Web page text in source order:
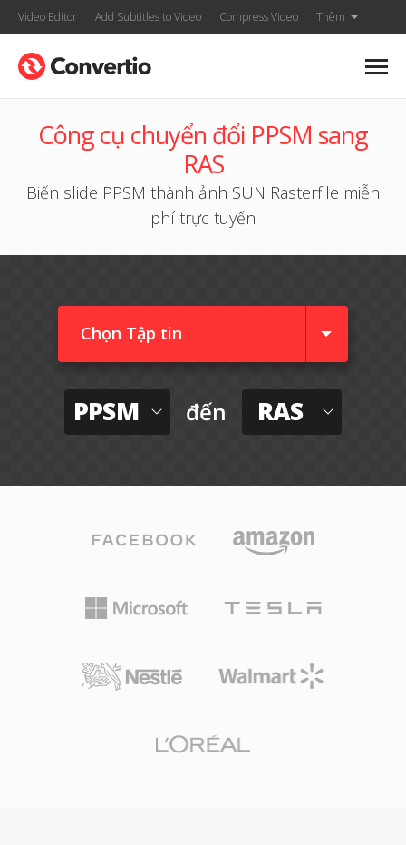
Video Editor Add Subtitles to Video Compress Video Thêm
Công cụ chuyển đổi PPSM sang
RAS
Biến slide PPSM thành ảnh SUN Rasterfile miễn
phí trực tuyến
Chọn Tập tin
PPSM đến RAS